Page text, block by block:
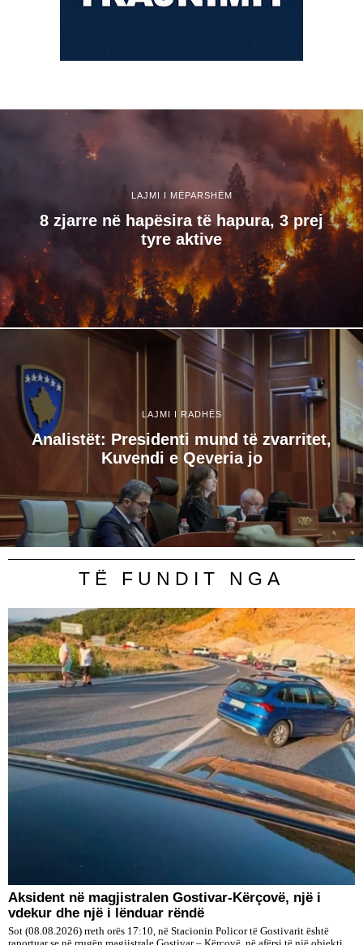
LAJMI I MËPARSHËM
8 zjarre në hapësira të hapura, 3 prej
tyre aktive
LAJMI I RADHËS
Analistët: Presidenti mund të zvarritet,
Kuvendi e Qeveria jo
TË FUNDIT NGA
Aksident në magjistralen Gostivar-Kërçovë, një i
vdekur dhe një i lënduar rëndë
Sot (08.08.2026) rreth orës 17:10, në Stacionin Policor të Gostivarit është